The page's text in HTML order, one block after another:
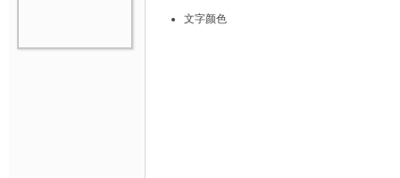
文字颜色